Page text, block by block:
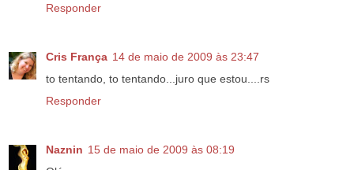
Responder
Cris França 14 de maio de 2009 às 23:47
to tentando, to tentando...juro que estou....rs
Responder
Naznin 15 de maio de 2009 às 08:19